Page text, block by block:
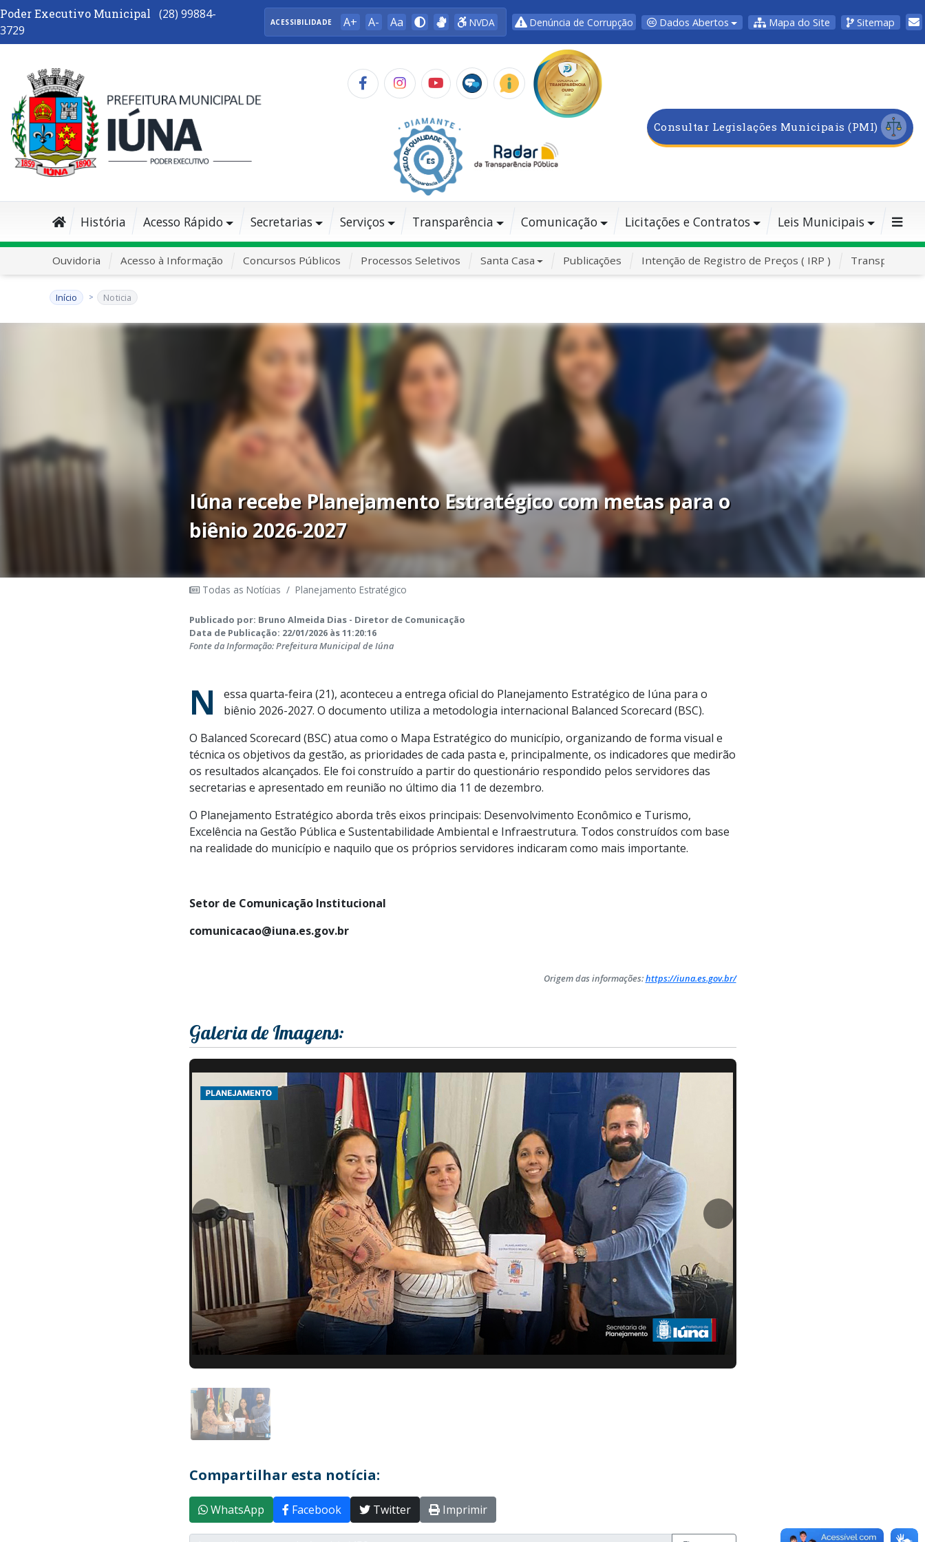
Poder Executivo Municipal
(28) 99884-
3729
ACESSIBILIDADE A+ A- Aa NVDA Denúncia de Corrupção Dados Abertos Mapa do Site Sitemap
Consultar Legislações Municipais (PMI)
História Acesso Rápido Secretarias Serviços Transparência Comunicação Licitações e Contratos Leis Municipais
Ouvidoria Acesso à Informação Concursos Públicos Processos Seletivos Santa Casa Publicações Intenção de Registro de Preços ( IRP ) Transporte
Início Noticia
Iúna recebe Planejamento Estratégico com metas para o
biênio 2026-2027
Todas as Notícias / Planejamento Estratégico
Publicado por: Bruno Almeida Dias - Diretor de Comunicação
Data de Publicação: 22/01/2026 às 11:20:16
Fonte da Informação: Prefeitura Municipal de Iúna
N
essa quarta-feira (21), aconteceu a entrega oficial do Planejamento Estratégico de Iúna para o
biênio 2026-2027. O documento utiliza a metodologia internacional Balanced Scorecard (BSC).
O Balanced Scorecard (BSC) atua como o Mapa Estratégico do município, organizando de forma visual e
técnica os objetivos da gestão, as prioridades de cada pasta e, principalmente, os indicadores que medirão
os resultados alcançados. Ele foi construído a partir do questionário respondido pelos servidores das
secretarias e apresentado em reunião no último dia 11 de dezembro.
O Planejamento Estratégico aborda três eixos principais: Desenvolvimento Econômico e Turismo,
Excelência na Gestão Pública e Sustentabilidade Ambiental e Infraestrutura. Todos construídos com base
na realidade do município e naquilo que os próprios servidores indicaram como mais importante.
Setor de Comunicação Institucional
comunicacao@iuna.es.gov.br
Origem das informações:https://iuna.es.gov.br/
Galeria de Imagens:
Compartilhar esta notícia:
WhatsApp Facebook Twitter Imprimir